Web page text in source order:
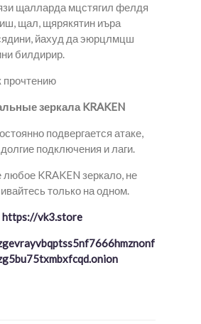
щалларда мцстягил фелдя
щал, щярякятин иъра
йахуд да эюрцлмцш
билдирир.
прочтению
зеркала KRAKEN
подвергается атаке,
подключения и лаги.
KRAKEN зеркало, не
только на одном.
https://vk3.store